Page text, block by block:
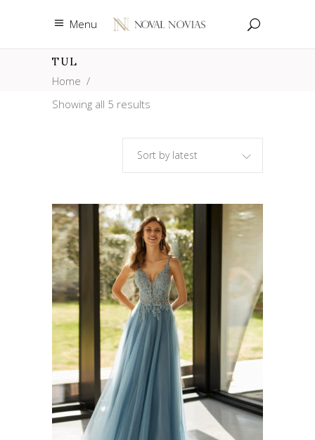
Menu
TUL
Home /
Showing all 5 results
Sort by latest